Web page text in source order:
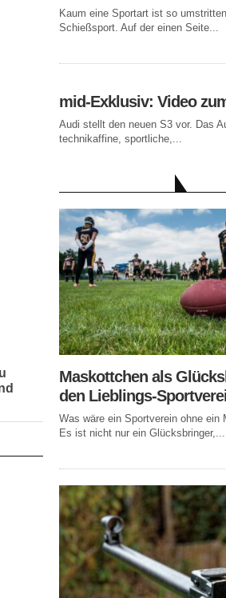
Kaum eine Sportart ist so
Schießsport. Auf der einen Seite...
mid-Exklusiv: Video
Audi stellt den neuen S3 vor. Das
technikaffine, sportliche,...
Maskottchen als
den Lieblings-
Was wäre ein Sportverein ohne ein
Es ist nicht nur ein Glücksbringer,...